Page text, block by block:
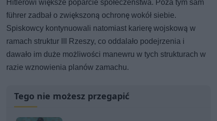
Hitlerowi większe poparcie społeczeństwa. Poza tym sam
führer zadbał o zwiększoną ochronę wokół siebie.
Spiskowcy kontynuowali natomiast karierę wojskową w
ramach struktur III Rzeszy, co oddalało podejrzenia i
dawało im duże możliwości manewru w tych strukturach w
razie wznowienia planów zamachu.
Tego nie możesz przegapić